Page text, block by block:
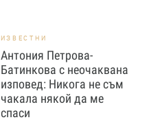
ИЗВЕСТНИ
Антония Петрова-
Батинкова с неочаквана
изповед: Никога не съм
чакала някой да ме
спаси